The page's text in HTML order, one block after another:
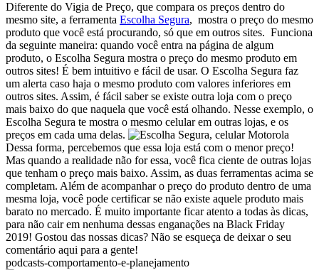
Diferente do Vigia de Preço, que compara os preços dentro do
mesmo site, a ferramenta Escolha Segura, mostra o preço do mesmo
produto que você está procurando, só que em outros sites. Funciona
da seguinte maneira: quando você entra na página de algum
produto, o Escolha Segura mostra o preço do mesmo produto em
outros sites! É bem intuitivo e fácil de usar. O Escolha Segura faz
um alerta caso haja o mesmo produto com valores inferiores em
outros sites. Assim, é fácil saber se existe outra loja com o preço
mais baixo do que naquela que você está olhando. Nesse exemplo, o
Escolha Segura te mostra o mesmo celular em outras lojas, e os
preços em cada uma delas.
Dessa forma, percebemos que essa loja está com o menor preço!
Mas quando a realidade não for essa, você fica ciente de outras lojas
que tenham o preço mais baixo. Assim, as duas ferramentas acima se
completam. Além de acompanhar o preço do produto dentro de uma
mesma loja, você pode certificar se não existe aquele produto mais
barato no mercado. É muito importante ficar atento a todas às dicas,
para não cair em nenhuma dessas enganações na Black Friday
2019! Gostou das nossas dicas? Não se esqueça de deixar o seu
comentário aqui para a gente!
podcasts-comportamento-e-planejamento